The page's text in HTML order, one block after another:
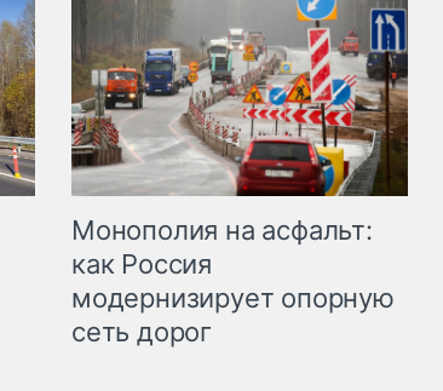
Монополия на асфальт:
как Россия
модернизирует опорную
сеть дорог